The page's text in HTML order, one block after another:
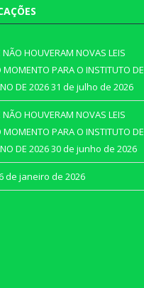
HOUVERAM NOVAS LEIS
PARA O INSTITUTO DE
DE 202631 de julho de 2026
HOUVERAM NOVAS LEIS
PARA O INSTITUTO DE
DE 202630 de junho de 2026
de janeiro de 2026